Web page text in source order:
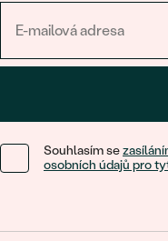
Souhlasím se
osobních údajů pro